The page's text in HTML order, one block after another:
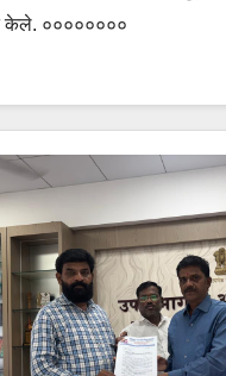
केले. ००००००००